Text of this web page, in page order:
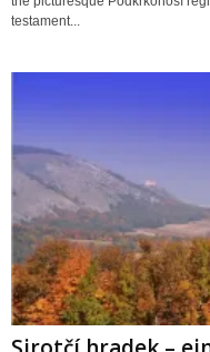
testament...